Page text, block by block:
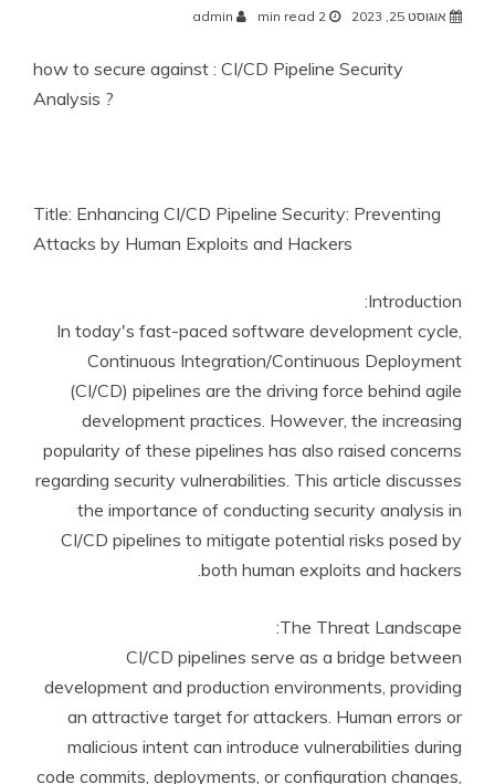
אוגוסט 25, 2023 2 min read
admin
how to secure against : CI/CD Pipeline Security
Analysis ?
Title: Enhancing CI/CD Pipeline Security: Preventing
Attacks by Human Exploits and Hackers
Introduction:
In today's fast-paced software development cycle,
Continuous Integration/Continuous Deployment
(CI/CD) pipelines are the driving force behind agile
development practices. However, the increasing
popularity of these pipelines has also raised concerns
regarding security vulnerabilities. This article discusses
the importance of conducting security analysis in
CI/CD pipelines to mitigate potential risks posed by
both human exploits and hackers.
The Threat Landscape:
CI/CD pipelines serve as a bridge between
development and production environments, providing
an attractive target for attackers. Human errors or
malicious intent can introduce vulnerabilities during
code commits, deployments, or configuration changes,